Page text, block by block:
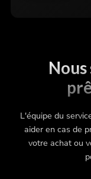
L'équipe du
aider en cas de
votre achat ou